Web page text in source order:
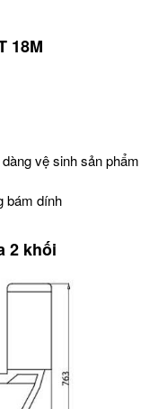
18M
vệ sinh sản phẩm
bám dính
2 khối